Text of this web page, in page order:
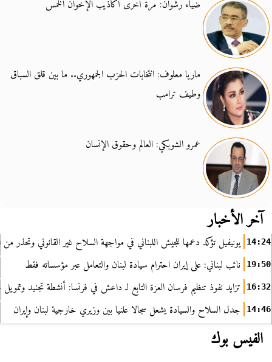
ضياء رشوان: مرة أخرى أكاذيب الإخوان الخمس
ماريا معلوف: انتخابات الحزب الجمهوري.. ما بين قلق السباق
وطيف ترامب
عمرو الشوبكي: العالم وحقوق الإنسان
آخر الأخبار
14:24 يونيفيل تؤكد دعمها للجيش اللبناني في مواجهة السلاح غير القانوني وتحذر من
19:50 نائب لبناني: على إيران احترام سيادة لبنان والتعامل عبر مؤسساته فقط
16:32 تزايد نفوذ تنظيم فرسان العزة التابع لـ داعش في فرنسا: أنشطة تجنيد
14:46 جدل السلاح والسيادة يشعل سجالا علنيا بين وزيري خارجية لبنان وإيران
الفيس بوك